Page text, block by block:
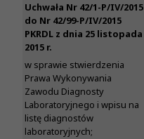
Uchwała Nr 42/1-P/IV/2015
do Nr 42/99-P/IV/2015
PKRDL z dnia 25 listopada
2015 r.
w sprawie stwierdzenia
Prawa Wykonywania
Zawodu Diagnosty
Laboratoryjnego i wpisu na
listę diagnostów
laboratoryjnych;